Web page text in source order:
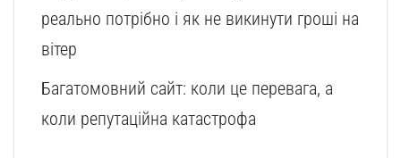
реально потрібно і як не викинути гроші на
вітер
Багатомовний сайт: коли це перевага, а
коли репутаційна катастрофа